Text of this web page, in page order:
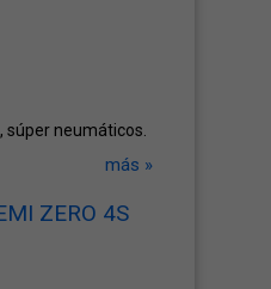
súper neumáticos.
más »
ZERO 4S